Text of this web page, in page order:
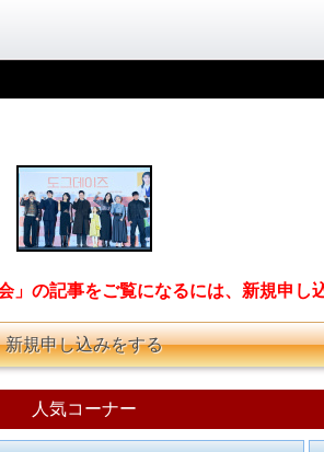
」の記事をご覧になるには、新規申し
新規申し込みをする
人気コーナー